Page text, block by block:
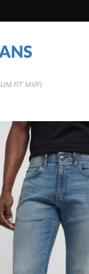
FIT MVP)